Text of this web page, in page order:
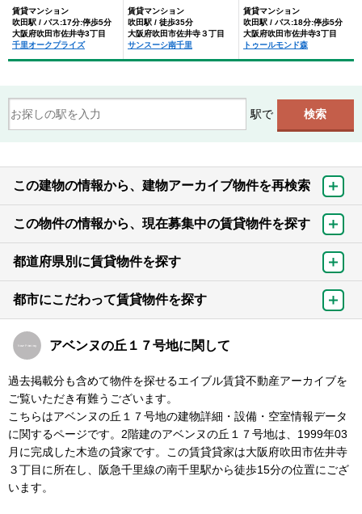
賃貸マンション
吹田駅 / バス:17分:停歩5分
大阪府吹田市佐井寺3丁目
千里オークプライズ
賃貸マンション
吹田駅 / 徒歩35分
大阪府吹田市佐井寺３丁目
サンスーシ南千里
賃貸マンション
吹田駅 / バス:18分:停歩5分
大阪府吹田市佐井寺3丁目
トゥールモンド森
駅で
この建物の情報から、建物アーカイブ物件を再検索
この物件の情報から、現在募集中の賃貸物件を探す
都道府県別に賃貸物件を探す
都市にこだわって賃貸物件を探す
アベンヌの丘１７号地に関して
過去掲載分も含めて物件を探せるエイブル賃貸不動産アーカイブを
ご覧いただき有難うございます。
こちらはアベンヌの丘１７号地の建物詳細・設備・空室情報データ
に関するページです。2階建のアベンヌの丘１７号地は、1999年03
月に完成した木造の貸家です。この賃貸貸家は大阪府吹田市佐井寺
３丁目に所在し、阪急千里線の南千里駅から徒歩15分の位置にござ
います。